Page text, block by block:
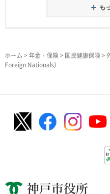
も
ホーム > 年金・保険> 国民健康保険>
Foreign Nationals）